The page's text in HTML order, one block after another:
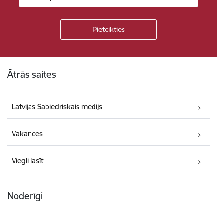
Ātrās saites
Latvijas Sabiedriskais medijs
Vakances
Viegli lasīt
Noderīgi